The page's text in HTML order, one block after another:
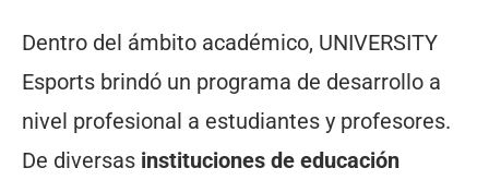
Dentro del ámbito académico, UNIVERSITY
Esports brindó un programa de desarrollo a
nivel profesional a estudiantes y profesores.
De diversas instituciones de educación